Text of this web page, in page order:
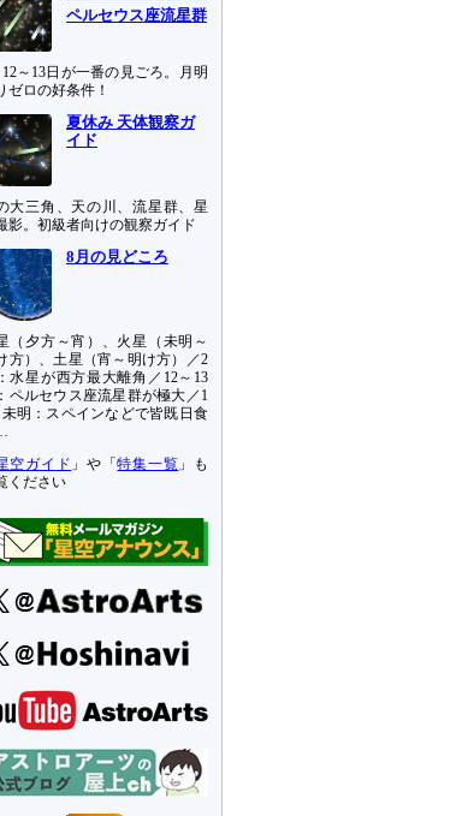
ペルセウス座流星群
～13日が一番の見ごろ。月明
ゼロの好条件！
夏休み 天体観察ガ
イド
大三角、天の川、流星群、星
影。初級者向けの観察ガイド
8月の見どころ
（夕方～宵）、火星（未明～
方）、土星（宵～明け方）／2
水星が西方最大離角／12～13
ペルセウス座流星群が極大／1
明：スペインなどで皆既日食
空ガイド 」や「特集一覧 」も
ください